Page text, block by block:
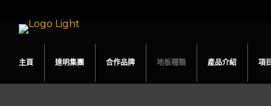
主頁 達明集團 合作品牌 地板種類 產品介紹 項